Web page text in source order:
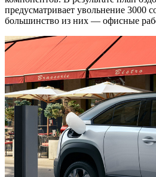
предусматривает увольнение 3000
большинство из них — офисные